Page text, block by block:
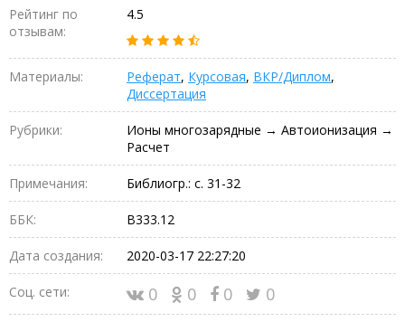
Рейтинг по
отзывам:
4.5
Материалы: Реферат, Курсовая, ВКР/Диплом,
Диссертация
Рубрики:
Ионы многозарядные → Автоионизация →
Расчет
Примечания: Библиогр.: с. 31-32
ББК: В333.12
Дата создания: 2020-03-17 22:27:20
Соц. сети: 0 0 0 0